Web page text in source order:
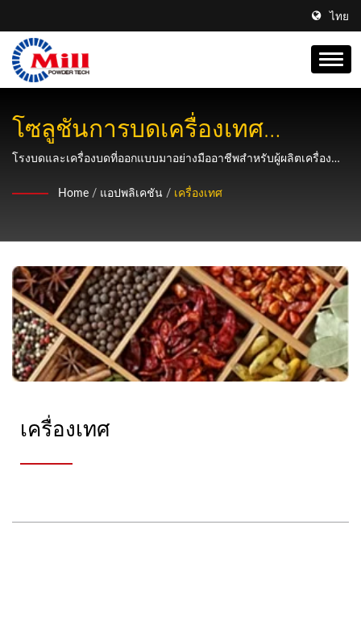
ไทย
โซลูชันการบดเครื่องเทศ
อุตสาหกรรมสำหรับพริก, แกง &
การแปรรูปเครื่องปรุงรส
โรงบดและเครื่องบดที่ออกแบบมาอย่างมืออาชีพสำหรับผู้ผลิตเครื่อง
ความสามารถในการผลิตที่มีประสิทธิภาพ.
Home / แอปพลิเคชัน / เครื่องเทศ
เครื่องเทศ